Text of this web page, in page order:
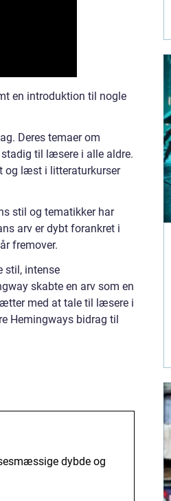
en introduktion til nogle
Deres temaer om
til læsere i alle aldre.
og læst i litteraturkurser
stil og tematikker har
arv er dybt forankret i
fremover.
stil, intense
skabte en arv som en
med at tale til læsere i
Hemingways bidrag til
dybde og